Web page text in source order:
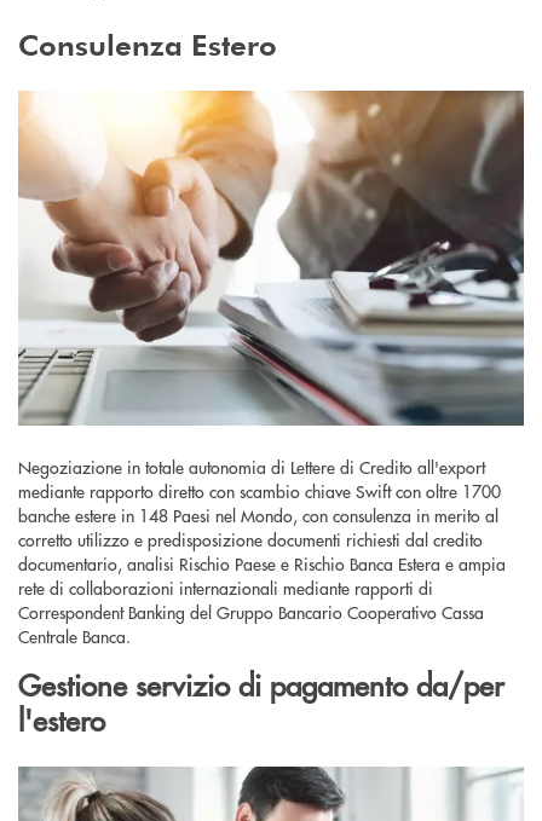
Consulenza Estero
Negoziazione in totale autonomia di Lettere di Credito all'export
mediante rapporto diretto con scambio chiave Swift con oltre 1700
banche estere in 148 Paesi nel Mondo, con consulenza in merito al
corretto utilizzo e predisposizione documenti richiesti dal credito
documentario, analisi Rischio Paese e Rischio Banca Estera e ampia
rete di collaborazioni internazionali mediante rapporti di
Correspondent Banking del Gruppo Bancario Cooperativo Cassa
Centrale Banca.
Gestione servizio di pagamento da/per
l'estero